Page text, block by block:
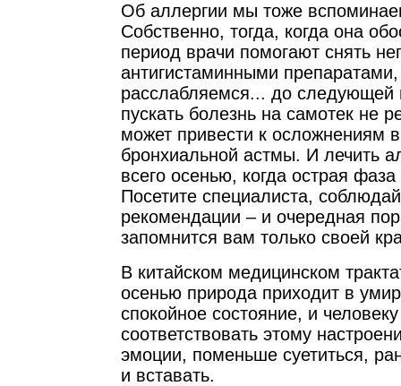
Об аллергии мы тоже
Собственно, тогда, когда она
период врачи помогают снять
антигистаминными
расслабляемся... до
пускать болезнь на самотек не
может привести к осложнениям
бронхиальной астмы. И лечить
всего осенью, когда острая
Посетите специалиста,
рекомендации – и очередная
запомнится вам только своей
В китайском медицинском
осенью природа приходит в
спокойное состояние, и
соответствовать этому
эмоции, поменьше суетиться,
и вставать.